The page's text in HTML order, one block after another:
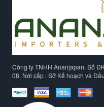
Công ty TNHH Ananjapan. Số
08. Nơi cấp : Sở Kế hoạch và